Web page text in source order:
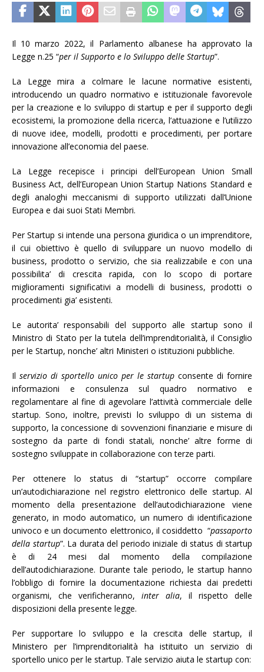
Il 10 marzo 2022, il Parlamento albanese ha approvato la
Legge n.25 “per il Supporto e lo Sviluppo delle Startup”.
La Legge mira a colmare le lacune normative esistenti,
introducendo un quadro normativo e istituzionale favorevole
per la creazione e lo sviluppo di startup e per il supporto degli
ecosistemi, la promozione della ricerca, l’attuazione e l’utilizzo
di nuove idee, modelli, prodotti e procedimenti, per portare
innovazione all’economia del paese.
La Legge recepisce i principi dell’European Union Small
Business Act, dell’European Union Startup Nations Standard e
degli analoghi meccanismi di supporto utilizzati dall’Unione
Europea e dai suoi Stati Membri.
Per Startup si intende una persona giuridica o un imprenditore,
il cui obiettivo è quello di sviluppare un nuovo modello di
business, prodotto o servizio, che sia realizzabile e con una
possibilita’ di crescita rapida, con lo scopo di portare
miglioramenti significativi a modelli di business, prodotti o
procedimenti gia’ esistenti.
Le autorita’ responsabili del supporto alle startup sono il
Ministro di Stato per la tutela dell’imprenditorialità, il Consiglio
per le Startup, nonche’ altri Ministeri o istituzioni pubbliche.
Il servizio di sportello unico per le startup consente di fornire
informazioni e consulenza sul quadro normativo e
regolamentare al fine di agevolare l’attività commerciale delle
startup. Sono, inoltre, previsti lo sviluppo di un sistema di
supporto, la concessione di sovvenzioni finanziarie e misure di
sostegno da parte di fondi statali, nonche’ altre forme di
sostegno sviluppate in collaborazione con terze parti.
Per ottenere lo status di “startup” occorre compilare
un’autodichiarazione nel registro elettronico delle startup. Al
momento della presentazione dell’autodichiarazione viene
generato, in modo automatico, un numero di identificazione
univoco e un documento elettronico, il cosiddetto “passaporto
della startup”. La durata del periodo iniziale di status di startup
è di 24 mesi dal momento della compilazione
dell’autodichiarazione. Durante tale periodo, le startup hanno
l’obbligo di fornire la documentazione richiesta dai predetti
organismi, che verificheranno, inter alia, il rispetto delle
disposizioni della presente legge.
Per supportare lo sviluppo e la crescita delle startup, il
Ministero per l’imprenditorialità ha istituito un servizio di
sportello unico per le startup. Tale servizio aiuta le startup con: